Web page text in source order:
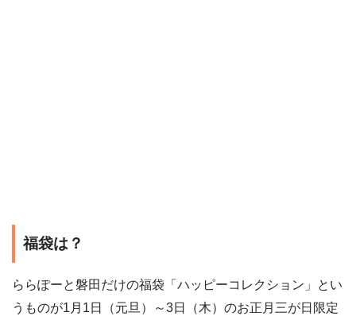
福袋は？
ららぽーと磐田だけの福袋「ハッピーコレクション」とい
うものが1月1日（元旦）～3日（木）のお正月三が日限定